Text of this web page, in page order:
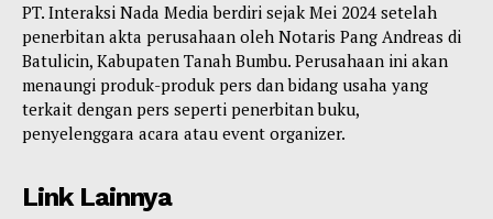
PT. Interaksi Nada Media berdiri sejak Mei 2024 setelah
penerbitan akta perusahaan oleh Notaris Pang Andreas di
Batulicin, Kabupaten Tanah Bumbu. Perusahaan ini akan
menaungi produk-produk pers dan bidang usaha yang
terkait dengan pers seperti penerbitan buku,
penyelenggara acara atau event organizer.
Link Lainnya